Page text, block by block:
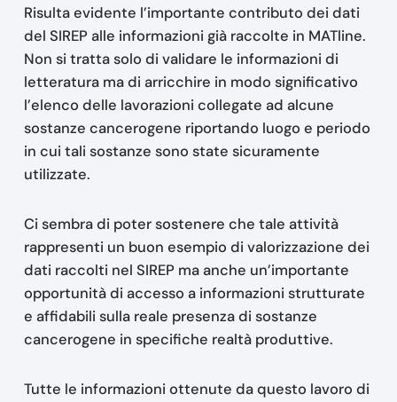
Risulta evidente l’importante contributo dei dati
del SIREP alle informazioni già raccolte in MATline.
Non si tratta solo di validare le informazioni di
letteratura ma di arricchire in modo significativo
l’elenco delle lavorazioni collegate ad alcune
sostanze cancerogene riportando luogo e periodo
in cui tali sostanze sono state sicuramente
utilizzate.
Ci sembra di poter sostenere che tale attività
rappresenti un buon esempio di valorizzazione dei
dati raccolti nel SIREP ma anche un’importante
opportunità di accesso a informazioni strutturate
e affidabili sulla reale presenza di sostanze
cancerogene in specifiche realtà produttive.
Tutte le informazioni ottenute da questo lavoro di